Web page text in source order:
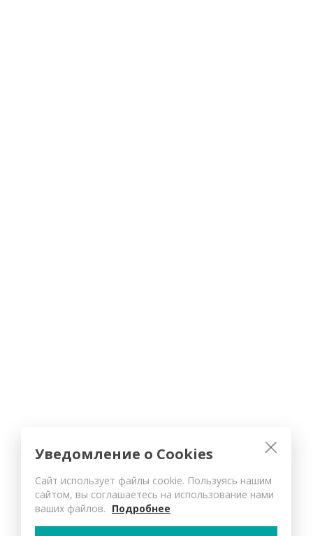
Уведомление о Cookies
Сайт использует файлы cookie. Пользуясь нашим
сайтом, вы соглашаетесь на использование нами
ваших файлов. Подробнее